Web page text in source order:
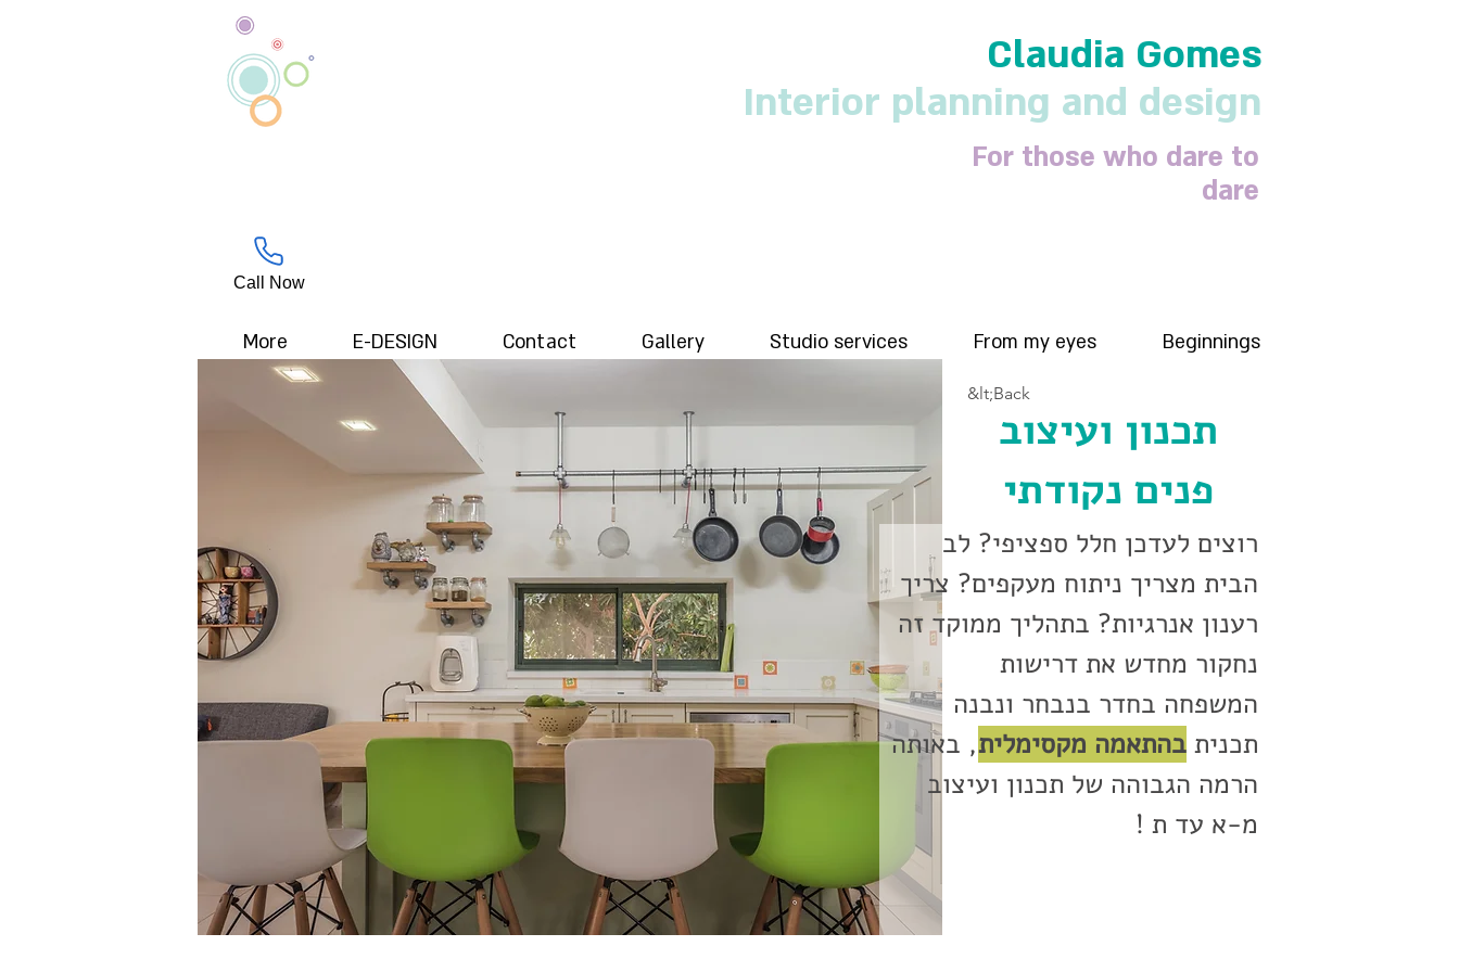
Claudia Gomes
Interior planning and design
For those who dare to
dare
Beginnings
From my eyes
Studio services
Gallery
Contact
E-DESIGN
More
Call Now
&lt;Back
תכנון ועיצוב
פנים נקודתי
רוצים לעדכן חלל ספציפי? לב
הבית מצריך ניתוח מעקפים? צריך
רענון אנרגיות? בתהליך ממוקד זה
נחקור מחדש את דרישות
המשפחה בחדר בנבחר ונבנה
תכנית בהתאמה מקסימלית, באותה
הרמה הגבוהה של תכנון ועיצוב
מ-א עד ת !